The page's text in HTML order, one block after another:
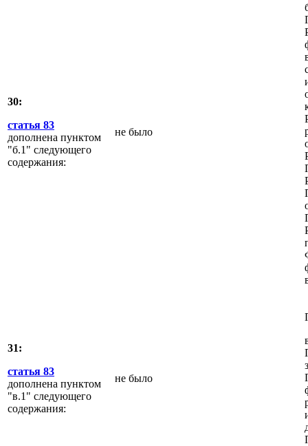
30:
статья 83
дополнена пунктом
"б.1" следующего
содержания:
не было
31:
статья 83
дополнена пунктом
"в.1" следующего
содержания:
не было